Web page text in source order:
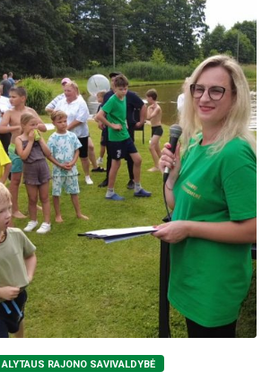
ALYTAUS RAJONO SAVIVALDYBĖ